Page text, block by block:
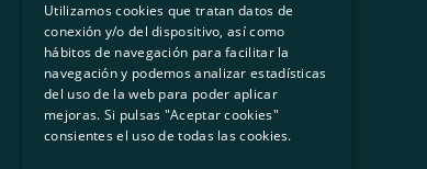
900 103 605
CATALAN
SPANISH
GL
BASQUE
Utilizamos cookies que tratan datos de
conexión y/o del dispositivo, así como
hábitos de navegación para facilitar la
navegación y podemos analizar estadísticas
del uso de la web para poder aplicar
mejoras. Si pulsas "Aceptar cookies"
consientes el uso de todas las cookies.